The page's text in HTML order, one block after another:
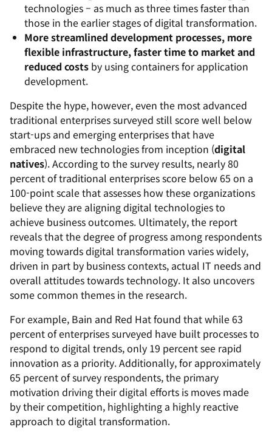
technologies – as much as three times faster than
those in the earlier stages of digital transformation.
More streamlined development processes, more
flexible infrastructure, faster time to market and
reduced costs by using containers for application
development.
Despite the hype, however, even the most advanced
traditional enterprises surveyed still score well below
start-ups and emerging enterprises that have
embraced new technologies from inception (digital
natives). According to the survey results, nearly 80
percent of traditional enterprises score below 65 on a
100-point scale that assesses how these organizations
believe they are aligning digital technologies to
achieve business outcomes. Ultimately, the report
reveals that the degree of progress among respondents
moving towards digital transformation varies widely,
driven in part by business contexts, actual IT needs and
overall attitudes towards technology. It also uncovers
some common themes in the research.
For example, Bain and Red Hat found that while 63
percent of enterprises surveyed have built processes to
respond to digital trends, only 19 percent see rapid
innovation as a priority. Additionally, for approximately
65 percent of survey respondents, the primary
motivation driving their digital efforts is moves made
by their competition, highlighting a highly reactive
approach to digital transformation.